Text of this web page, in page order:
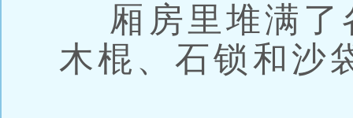
厢房里堆满了
木棍、石锁和沙